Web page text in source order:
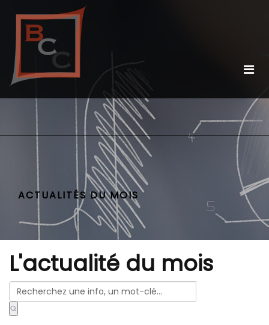
ACTUALITÉS DU MOIS
L'actualité du mois